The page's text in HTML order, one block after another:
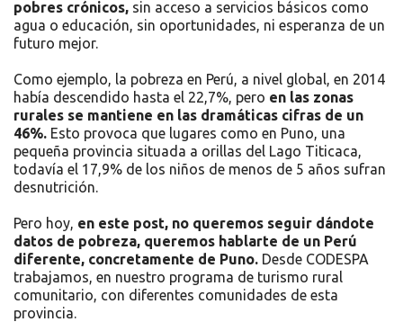
pobres crónicos, sin acceso a servicios básicos como
agua o educación, sin oportunidades, ni esperanza de un
futuro mejor.
Como ejemplo, la pobreza en Perú, a nivel global, en 2014
había descendido hasta el 22,7%, pero en las zonas
rurales se mantiene en las dramáticas cifras de un
46%. Esto provoca que lugares como en Puno, una
pequeña provincia situada a orillas del Lago Titicaca,
todavía el 17,9% de los niños de menos de 5 años sufran
desnutrición.
Pero hoy, en este post, no queremos seguir dándote
datos de pobreza, queremos hablarte de un Perú
diferente, concretamente de Puno. Desde CODESPA
trabajamos, en nuestro programa de turismo rural
comunitario, con diferentes comunidades de esta
provincia.